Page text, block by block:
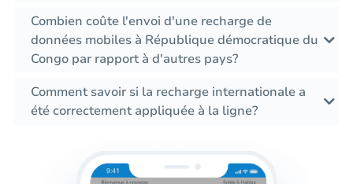
Combien coûte l'envoi d'une recharge de
données mobiles à République démocratique du
Congo par rapport à d'autres pays?
Comment savoir si la recharge internationale a
été correctement appliquée à la ligne?